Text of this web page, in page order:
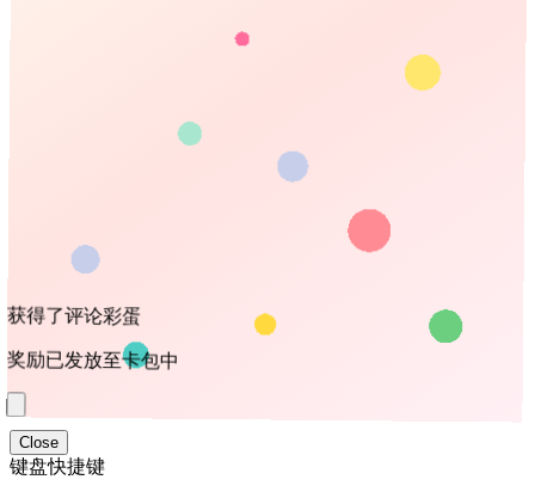
获得了评论彩蛋
奖励已发放至卡包中
Close
键盘快捷键